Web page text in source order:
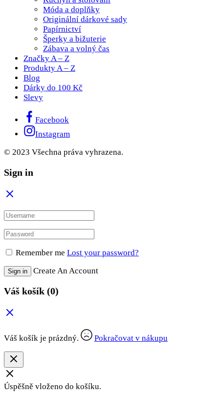
Móda a doplňky
Originální dárkové sady
Papírnictví
Šperky a bižuterie
Zábava a volný čas
Značky A – Z
Produkty A – Z
Blog
Dárky do 100 Kč
Slevy
Facebook
Instagram
© 2023 Všechna práva vyhrazena.
Sign in
Remember me Lost your password?
Sign in Create An Account
Váš košík (0)
Váš košík je prázdný. Pokračovat v nákupu
Úspěšně vloženo do košíku.